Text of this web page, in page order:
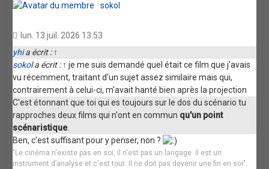
sokol
lun. 13 juil. 2026 13:53
yhia écrit : ↑
sokola écrit : ↑ je me suis demandé quel était ce film que j'avais
vu récemment, traitant d'un sujet assez similaire mais qui,
contrairement à celui-ci, m'avait hanté bien après la projection
C'est étonnant que toi qui es toujours sur le dos du scénario tu
rapproches deux films qui n'ont en commun qu'un point
scénaristique.
Ben, c'est suffisant pour y penser, non ?
"Le cinéma n'existe pas en soi, il n'est pas un langage. Il est un
instrument d’analyse et c'est tout. Il ne doit pas devenir une fin en soi".